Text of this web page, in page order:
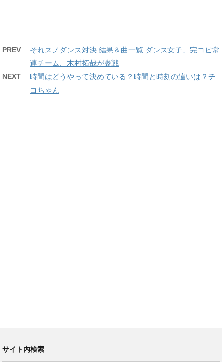
PREV
それスノダンス対決 結果＆曲一覧 ダンス女子、完コピ常
連チーム、木村拓哉が参戦
NEXT
時間はどうやって決めている？時間と時刻の違いは？チ
コちゃん
サイト内検索